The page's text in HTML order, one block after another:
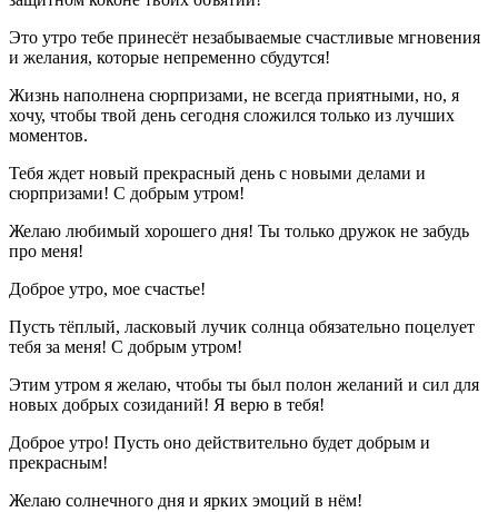
Это утро тебе принесёт незабываемые счастливые мгновения
и желания, которые непременно сбудутся!
Жизнь наполнена сюрпризами, не всегда приятными, но, я
хочу, чтобы твой день сегодня сложился только из лучших
моментов.
Тебя ждет новый прекрасный день с новыми делами и
сюрпризами! С добрым утром!
Желаю любимый хорошего дня! Ты только дружок не забудь
про меня!
Доброе утро, мое счастье!
Пусть тёплый, ласковый лучик солнца обязательно поцелует
тебя за меня! С добрым утром!
Этим утром я желаю, чтобы ты был полон желаний и сил для
новых добрых созиданий! Я верю в тебя!
Доброе утро! Пусть оно действительно будет добрым и
прекрасным!
Желаю солнечного дня и ярких эмоций в нём!